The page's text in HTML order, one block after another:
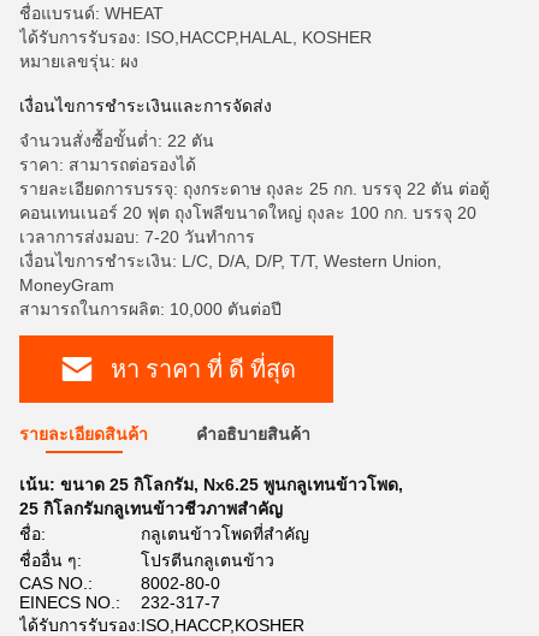
ชื่อแบรนด์: WHEAT
ได้รับการรับรอง: ISO,HACCP,HALAL, KOSHER
หมายเลขรุ่น: ผง
เงื่อนไขการชําระเงินและการจัดส่ง
จำนวนสั่งซื้อขั้นต่ำ: 22 ตัน
ราคา: สามารถต่อรองได้
รายละเอียดการบรรจุ: ถุงกระดาษ ถุงละ 25 กก. บรรจุ 22 ตัน ต่อตู้
คอนเทนเนอร์ 20 ฟุต ถุงโพลีขนาดใหญ่ ถุงละ 100 กก. บรรจุ 20
เวลาการส่งมอบ: 7-20 วันทําการ
เงื่อนไขการชำระเงิน: L/C, D/A, D/P, T/T, Western Union,
MoneyGram
สามารถในการผลิต: 10,000 ตันต่อปี
หา ราคา ที่ ดี ที่สุด
รายละเอียดสินค้า คําอธิบายสินค้า
เน้น: ขนาด 25 กิโลกรัม, Nx6.25 พูนกลูเทนข้าวโพด,
25 กิโลกรัมกลูเทนข้าวชีวภาพสําคัญ
ชื่อ:
กลูเตนข้าวโพดที่สําคัญ
ชื่ออื่น ๆ:
โปรตีนกลูเตนข้าว
CAS NO.:
8002-80-0
EINECS NO.:
232-317-7
ได้รับการรับรอง:ISO,HACCP,KOSHER